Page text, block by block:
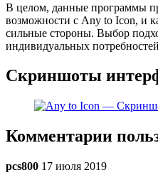
В целом, данные программы
возможности с Any to Icon, и
сильные стороны. Выбор
индивидуальных
Скриншоты
Комментарии
pcs800 17 июля 2019